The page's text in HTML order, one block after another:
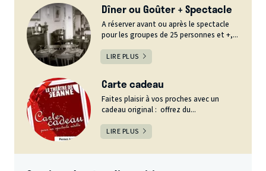
Dîner ou Goûter + Spectacle
A réserver avant ou après le spectacle
pour les groupes de 25 personnes et +,...
LIRE PLUS
Carte cadeau
Faites plaisir à vos proches avec un
cadeau original : offrez du...
LIRE PLUS